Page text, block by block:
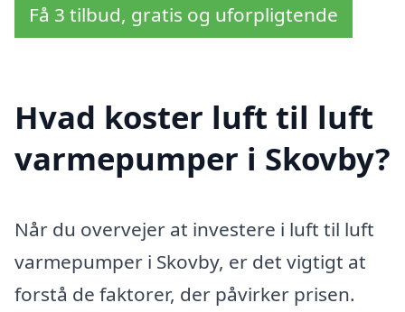
Få 3 tilbud, gratis og uforpligtende
Hvad koster luft til luft
varmepumper i Skovby?
Når du overvejer at investere i luft til luft
varmepumper i Skovby, er det vigtigt at
forstå de faktorer, der påvirker prisen.